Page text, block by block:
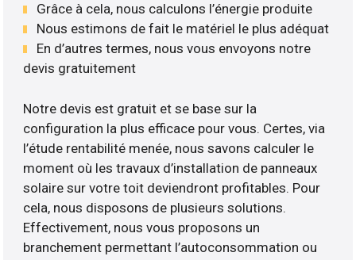
Grâce à cela, nous calculons l’énergie produite
Nous estimons de fait le matériel le plus adéquat
En d’autres termes, nous vous envoyons notre
devis gratuitement
Notre devis est gratuit et se base sur la
configuration la plus efficace pour vous. Certes, via
l’étude rentabilité menée, nous savons calculer le
moment où les travaux d’installation de panneaux
solaire sur votre toit deviendront profitables. Pour
cela, nous disposons de plusieurs solutions.
Effectivement, nous vous proposons un
branchement permettant l’autoconsommation ou